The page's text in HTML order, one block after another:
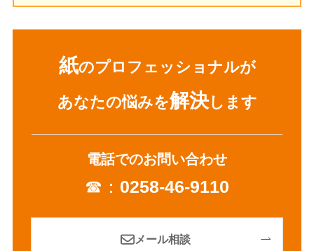
紙のプロフェッショナルが
あなたの悩みを解決します
電話でのお問い合わせ
☎： 0258-46-9110
メール相談